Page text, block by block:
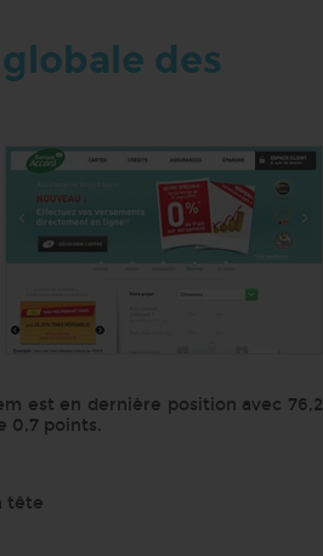
des
est en dernière position avec 76,2
0,7 points.
tête